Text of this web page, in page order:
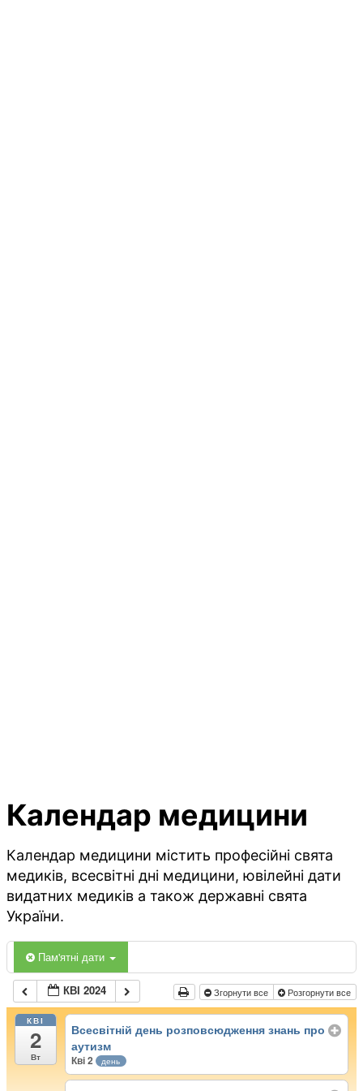
Календар медицини
Календар медицини містить професійні свята
медиків, всесвітні дні медицини, ювілейні дати
видатних медиків а також державні свята
України.
Пам'ятні дати
КВІ 2024 Згорнути все Розгорнути все
КВІ
2
Вт
Всесвітній день розповсюдження знань про
аутизм
Кві 2 день